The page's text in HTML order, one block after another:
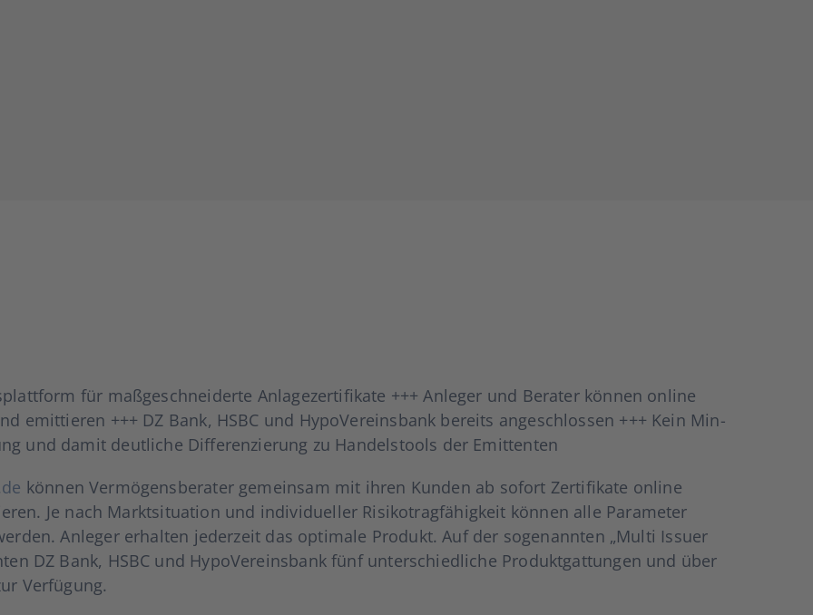
für maß­ge­schnei­der­te Anla­ge­zer­ti­fi­ka­te +++ Anle­ger und Bera­ter kön­nen online
emit­tie­ren +++ DZ Bank, HSBC und Hypo­Ver­eins­bank bereits ange­schlos­sen +++ Kein Min­
und damit deut­li­che Dif­fe­ren­zie­rung zu Han­dels­tools der Emit­ten­ten
kön­nen Ver­mö­gens­be­ra­ter gemein­sam mit ihren Kun­den ab sofort Zer­ti­fi­ka­te online
Je nach Markt­si­tua­ti­on und indi­vi­du­el­ler Risi­ko­trag­fä­hig­keit kön­nen alle Para­me­ter
Anle­ger erhal­ten jeder­zeit das opti­ma­le Pro­dukt. Auf der soge­nann­ten „Mul­ti Issuer
DZ Bank, HSBC und Hypo­Ver­eins­bank fünf unter­schied­li­che Pro­dukt­gat­tun­gen und über
Ver­fü­gung.